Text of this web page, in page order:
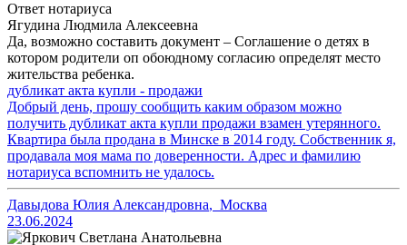
Ответ нотариуса
Ягудина Людмила Алексеевна
Да, возможно составить документ – Соглашение о детях в
котором родители оп обоюдному согласию определят место
жительства ребенка.
дубликат акта купли - продажи
Добрый день, прошу сообщить каким образом можно
получить дубликат акта купли продажи взамен утерянного.
Квартира была продана в Минске в 2014 году. Собственник я,
продавала моя мама по доверенности. Адрес и фамилию
нотариуса вспомнить не удалось.
Давыдова Юлия Александровна, Москва
23.06.2024